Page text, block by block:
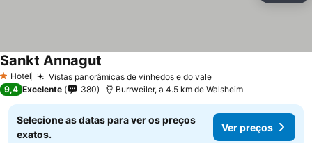
1 Estrelas
Hotel Vistas panorâmicas de vinhedos e do valeVer preços
Sankt Annagut
9,4 Excelente 380 Burrweiler, a 4.5 km de Walsheim
Selecione as datas para ver os preços
exatos.
Ver preços